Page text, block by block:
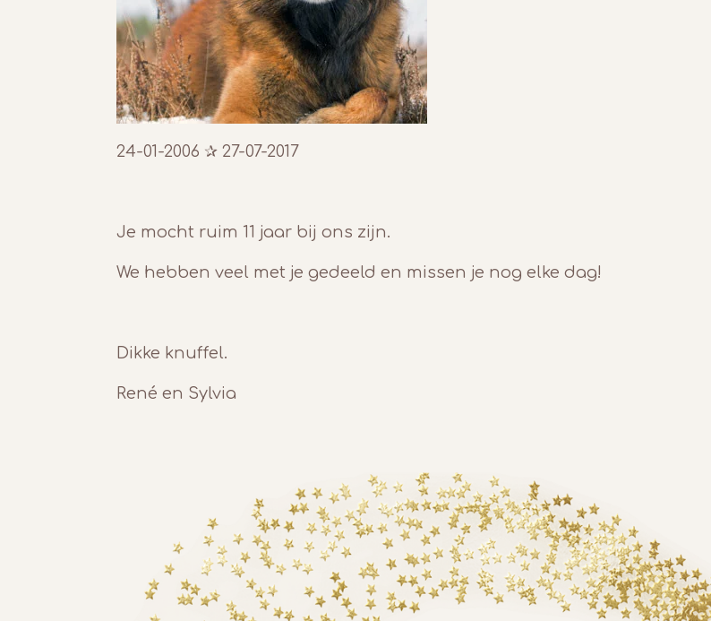
24-01-2006 ✰ 27-07-2017
Je mocht ruim 11 jaar bij ons zijn.
We hebben veel met je gedeeld en missen je nog elke dag!
Dikke knuffel.
René en Sylvia